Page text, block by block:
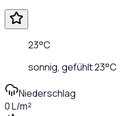
23°C
sonnig, gefühlt23°C
Niederschlag
0 L/m²